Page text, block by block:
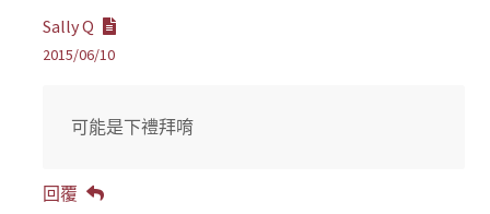
Sally Q
2015/06/10
可能是下禮拜唷
回覆